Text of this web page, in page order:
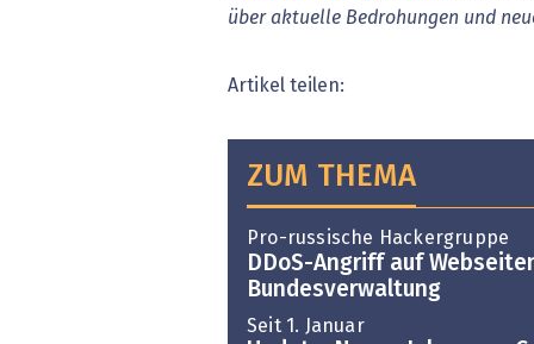
über aktuelle Bedrohungen und
Artikel teilen:
ZUM THEMA
Pro-russische Hackergruppe
DDoS-Angriff auf
Bundesverwaltung
Seit 1. Januar